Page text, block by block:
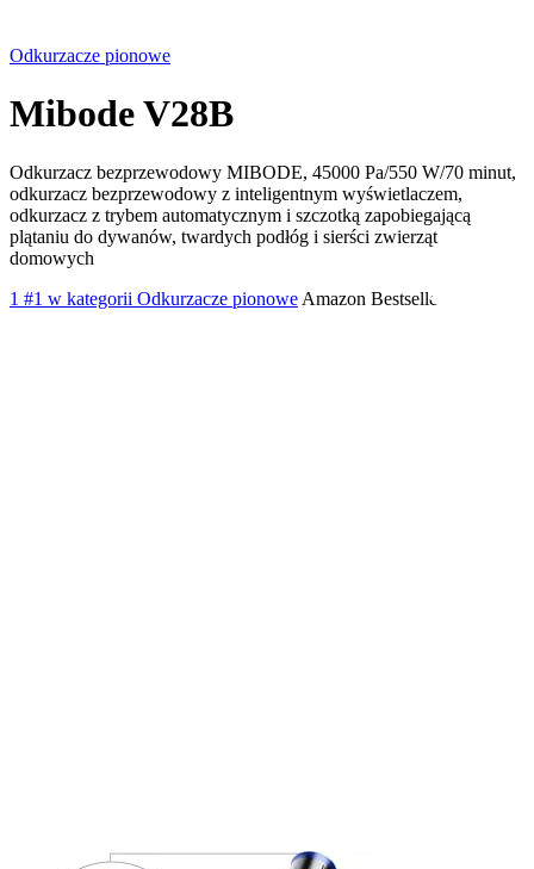
Odkurzacze pionowe
Mibode V28B
Odkurzacz bezprzewodowy MIBODE, 45000 Pa/550 W/70 minut,
odkurzacz bezprzewodowy z inteligentnym wyświetlaczem,
odkurzacz z trybem automatycznym i szczotką zapobiegającą
plątaniu do dywanów, twardych podłóg i sierści zwierząt
domowych
1 #1 w kategorii Odkurzacze pionowe Amazon Bestseller